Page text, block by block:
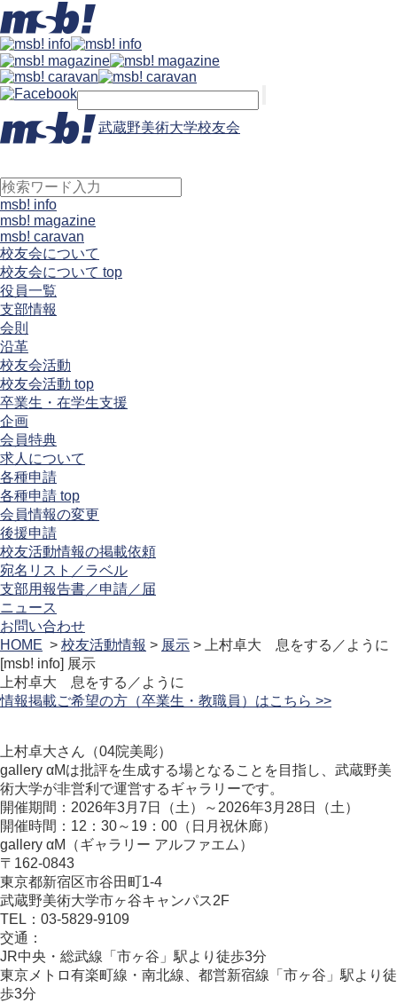
武蔵野美術大学校友会
msb! info
msb! magazine
msb! caravan
校友会について
校友会について top
役員一覧
支部情報
会則
沿革
校友会活動
校友会活動 top
卒業生・在学生支援
企画
会員特典
求人について
各種申請
各種申請 top
会員情報の変更
後援申請
校友活動情報の掲載依頼
宛名リスト／ラベル
支部用報告書／申請／届
ニュース
お問い合わせ
HOME > 校友活動情報 > 展示 > 上村卓大 息をする／ように
[msb! info] 展示
上村卓大 息をする／ように
情報掲載ご希望の方（卒業生・教職員）はこちら >>
上村卓大さん（04院美彫）
gallery αMは批評を生成する場となることを目指し、武蔵野美
術大学が非営利で運営するギャラリーです。
開催期間：2026年3月7日（土）～2026年3月28日（土）
開催時間：12：30～19：00（日月祝休廊）
gallery αM（ギャラリー アルファエム）
〒162-0843
東京都新宿区市谷田町1-4
武蔵野美術大学市ヶ谷キャンパス2F
TEL：03-5829-9109
交通：
JR中央・総武線「市ヶ谷」駅より徒歩3分
東京メトロ有楽町線・南北線、都営新宿線「市ヶ谷」駅より徒
歩3分